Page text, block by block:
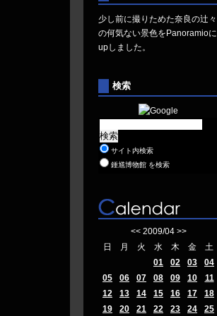
少し前に撮りためた奈良の辻々
の何気ない景色を Panoramioに
upしました。
検索
サイト内検索
鍾馗博物館 を検索
<< 2009/04 >>
日
月 火 水 木 金
土
01
02 03
04
05
06 07 08 09 10
11
12
13 14 15 16 17
18
19
20 21 22 23 24
25